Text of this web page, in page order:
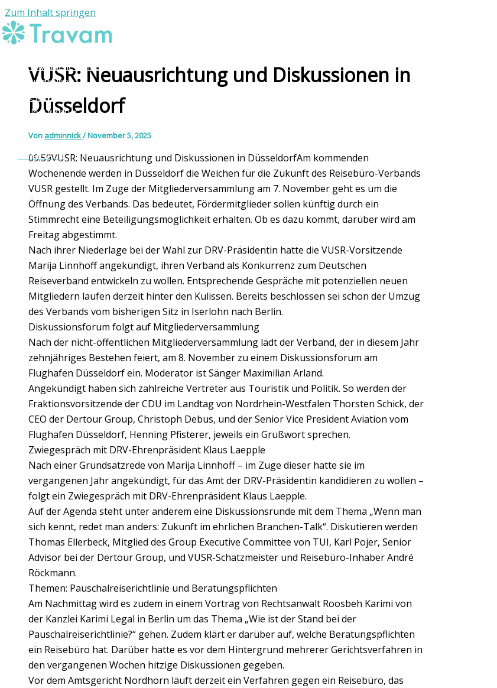
Zum Inhalt springen
Individuelle Reisen
Rundreisen
Reiseziele
Die Agentur
WhatsApp
VUSR: Neuausrichtung und Diskussionen in
Düsseldorf
Von adminnick/November 5, 2025
09:59VUSR: Neuausrichtung und Diskussionen in DüsseldorfAm kommenden
Wochenende werden in Düsseldorf die Weichen für die Zukunft des Reisebüro-Verbands
VUSR gestellt. Im Zuge der Mitgliederversammlung am 7. November geht es um die
Öffnung des Verbands. Das bedeutet, Fördermitglieder sollen künftig durch ein
Stimmrecht eine Beteiligungsmöglichkeit erhalten. Ob es dazu kommt, darüber wird am
Freitag abgestimmt.
Nach ihrer Niederlage bei der Wahl zur DRV-Präsidentin hatte die VUSR-Vorsitzende
Marija Linnhoff angekündigt, ihren Verband als Konkurrenz zum Deutschen
Reiseverband entwickeln zu wollen. Entsprechende Gespräche mit potenziellen neuen
Mitgliedern laufen derzeit hinter den Kulissen. Bereits beschlossen sei schon der Umzug
des Verbands vom bisherigen Sitz in Iserlohn nach Berlin.
Diskussionsforum folgt auf Mitgliederversammlung
Nach der nicht-öffentlichen Mitgliederversammlung lädt der Verband, der in diesem Jahr
zehnjähriges Bestehen feiert, am 8. November zu einem Diskussionsforum am
Flughafen Düsseldorf ein. Moderator ist Sänger Maximilian Arland.
Angekündigt haben sich zahlreiche Vertreter aus Touristik und Politik. So werden der
Fraktionsvorsitzende der CDU im Landtag von Nordrhein-Westfalen Thorsten Schick, der
CEO der Dertour Group, Christoph Debus, und der Senior Vice President Aviation vom
Flughafen Düsseldorf, Henning Pfisterer, jeweils ein Grußwort sprechen.
Zwiegespräch mit DRV-Ehrenpräsident Klaus Laepple
Nach einer Grundsatzrede von Marija Linnhoff – im Zuge dieser hatte sie im
vergangenen Jahr angekündigt, für das Amt der DRV-Präsidentin kandidieren zu wollen –
folgt ein Zwiegespräch mit DRV-Ehrenpräsident Klaus Laepple.
Auf der Agenda steht unter anderem eine Diskussionsrunde mit dem Thema „Wenn man
sich kennt, redet man anders: Zukunft im ehrlichen Branchen-Talk“. Diskutieren werden
Thomas Ellerbeck, Mitglied des Group Executive Committee von TUI, Karl Pojer, Senior
Advisor bei der Dertour Group, und VUSR-Schatzmeister und Reisebüro-Inhaber André
Röckmann.
Themen: Pauschalreiserichtlinie und Beratungspflichten
Am Nachmittag wird es zudem in einem Vortrag von Rechtsanwalt Roosbeh Karimi von
der Kanzlei Karimi Legal in Berlin um das Thema „Wie ist der Stand bei der
Pauschalreiserichtlinie?“ gehen. Zudem klärt er darüber auf, welche Beratungspflichten
ein Reisebüro hat. Darüber hatte es vor dem Hintergrund mehrerer Gerichtsverfahren in
den vergangenen Wochen hitzige Diskussionen gegeben.
Vor dem Amtsgericht Nordhorn läuft derzeit ein Verfahren gegen ein Reisebüro, das